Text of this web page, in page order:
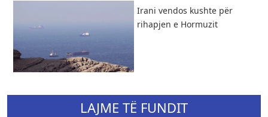
Irani vendos kushte për
rihapjen e Hormuzit
LAJME TË FUNDIT